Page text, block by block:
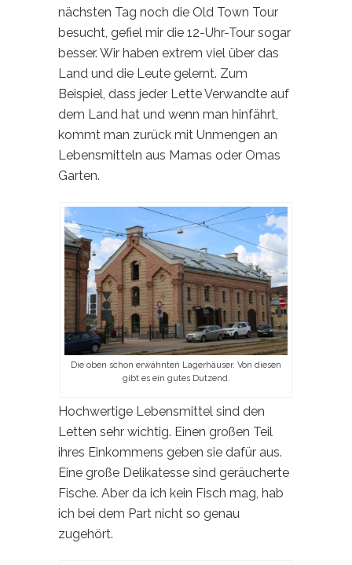
nächsten Tag noch die Old Town Tour
besucht, gefiel mir die 12-Uhr-Tour sogar
besser. Wir haben extrem viel über das
Land und die Leute gelernt. Zum
Beispiel, dass jeder Lette Verwandte auf
dem Land hat und wenn man hinfährt,
kommt man zurück mit Unmengen an
Lebensmitteln aus Mamas oder Omas
Garten.
Die oben schon erwähnten Lagerhäuser. Von diesen
gibt es ein gutes Dutzend.
Hochwertige Lebensmittel sind den
Letten sehr wichtig. Einen großen Teil
ihres Einkommens geben sie dafür aus.
Eine große Delikatesse sind geräucherte
Fische. Aber da ich kein Fisch mag, hab
ich bei dem Part nicht so genau
zugehört.